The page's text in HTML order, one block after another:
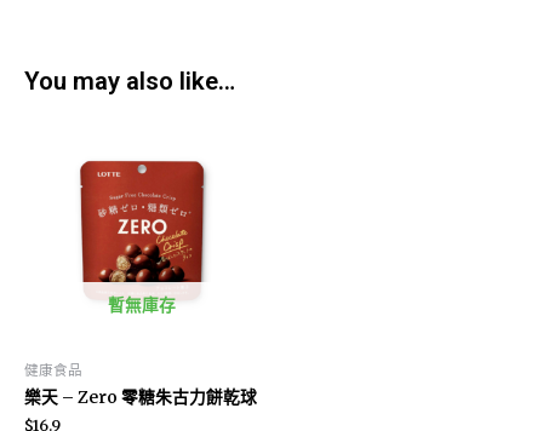
You may also like…
暫無庫存
健康食品
樂天 – Zero 零糖朱古力餅乾球
$16.9